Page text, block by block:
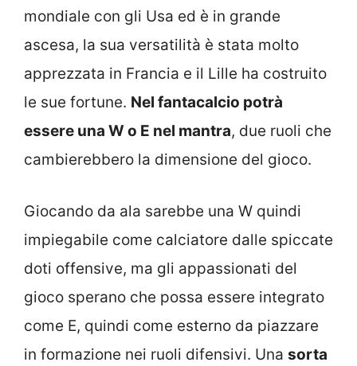
mondiale con gli Usa ed è in grande
ascesa, la sua versatilità è stata molto
apprezzata in Francia e il Lille ha costruito
le sue fortune. Nel fantacalcio potrà
essere una W o E nel mantra, due ruoli che
cambierebbero la dimensione del gioco.
Giocando da ala sarebbe una W quindi
impiegabile come calciatore dalle spiccate
doti offensive, ma gli appassionati del
gioco sperano che possa essere integrato
come E, quindi come esterno da piazzare
in formazione nei ruoli difensivi. Una sorta